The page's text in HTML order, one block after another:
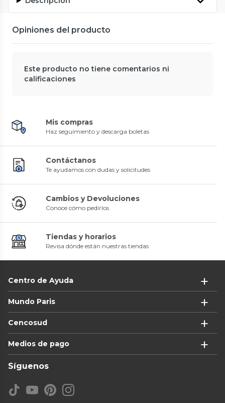
Opiniones del producto
Este producto no tiene comentarios ni
calificaciones
Mis compras
Haz seguimiento y descarga boletas
Contáctanos
Te ayudamos con dudas y solicitudes
Cambios y Devoluciones
Conoce cómo pedirlos
Tiendas y horarios
Revisa dónde están nuestras tiendas
Centro de Ayuda
Mundo Paris
Cencosud
Medios de pago
Síguenos